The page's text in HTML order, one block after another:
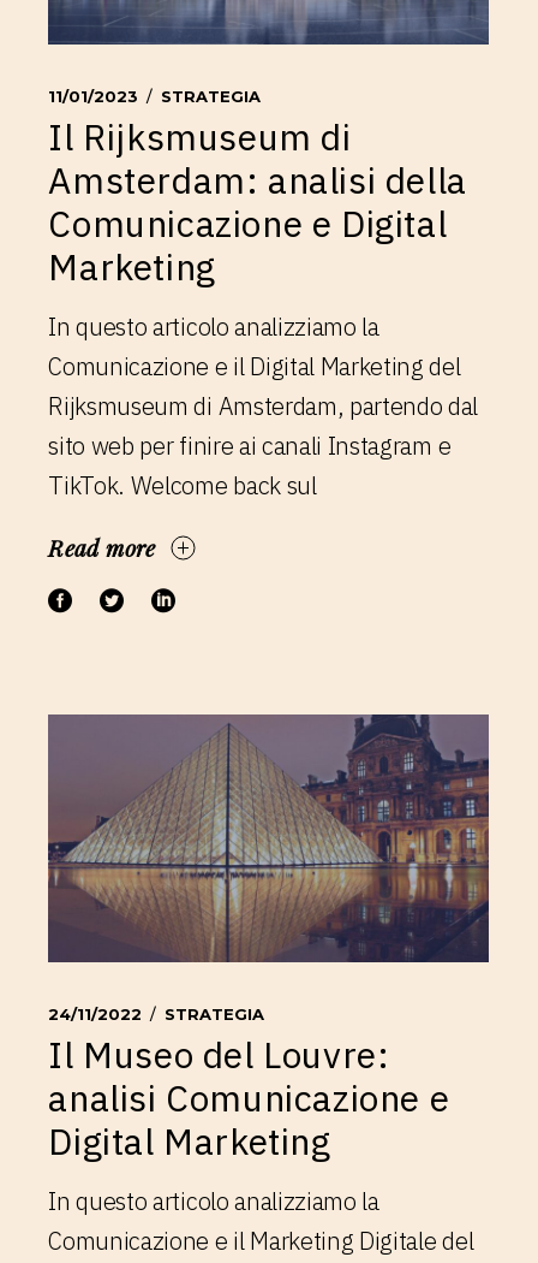
11/01/2023 STRATEGIA
Il Rijksmuseum di
Amsterdam: analisi della
Comunicazione e Digital
Marketing
In questo articolo analizziamo la
Comunicazione e il Digital Marketing del
Rijksmuseum di Amsterdam, partendo dal
sito web per finire ai canali Instagram e
TikTok. Welcome back sul
Read more
24/11/2022 STRATEGIA
Il Museo del Louvre:
analisi Comunicazione e
Digital Marketing
In questo articolo analizziamo la
Comunicazione e il Marketing Digitale del